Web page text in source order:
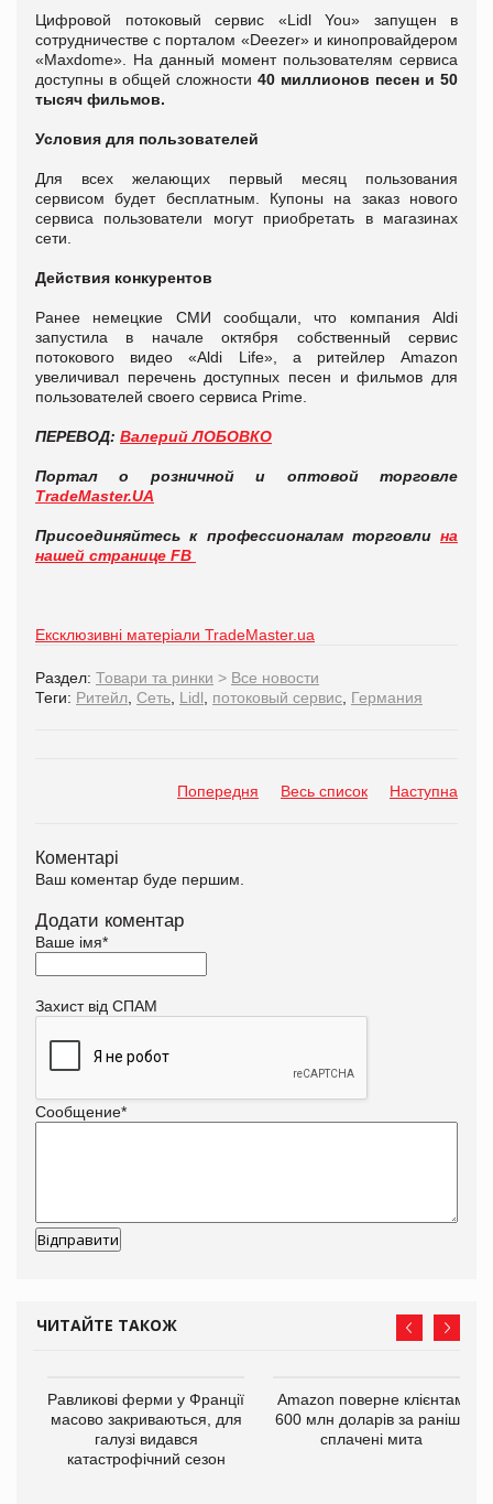
Цифровой потоковый сервис «Lidl You» запущен в
сотрудничестве с порталом «Deezer» и кинопровайдером
«Maxdome». На данный момент пользователям сервиса
доступны в общей сложности 40 миллионов песен и 50
тысяч фильмов.
Условия для пользователей
Для всех желающих первый месяц пользования
сервисом будет бесплатным. Купоны на заказ нового
сервиса пользователи могут приобретать в магазинах
сети.
Действия конкурентов
Ранее немецкие СМИ сообщали, что компания Aldi
запустила в начале октября собственный сервис
потокового видео «Aldi Life», а ритейлер Amazon
увеличивал перечень доступных песен и фильмов для
пользователей своего сервиса Prime.
ПЕРЕВОД: Валерий ЛОБОВКО
Портал о розничной и оптовой торговле
TradeMaster.UA
Присоединяйтесь к профессионалам торговли на
нашей странице FB
Ексклюзивні матеріали TradeMaster.ua
Раздел: Товари та ринки > Все новости
Теги: Ритейл Сеть Lidl потоковый сервис Германия
Попередня Весь список Наступна
Коментарі
Ваш коментар буде першим.
Додати коментар
Ваше імя*
Захист від СПАМ
Сообщение*
ЧИТАЙТЕ ТАКОЖ
Равликові ферми у Франції
масово закриваються, для
галузі видався
катастрофічний сезон
Amazon поверне клієнтам
600 млн доларів за раніше
сплачені мита